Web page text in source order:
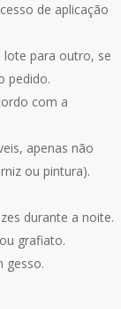
de aplicação
lote para outro, se
pedido.
com a
apenas não
ou pintura).
durante a noite.
grafiato.
gesso.